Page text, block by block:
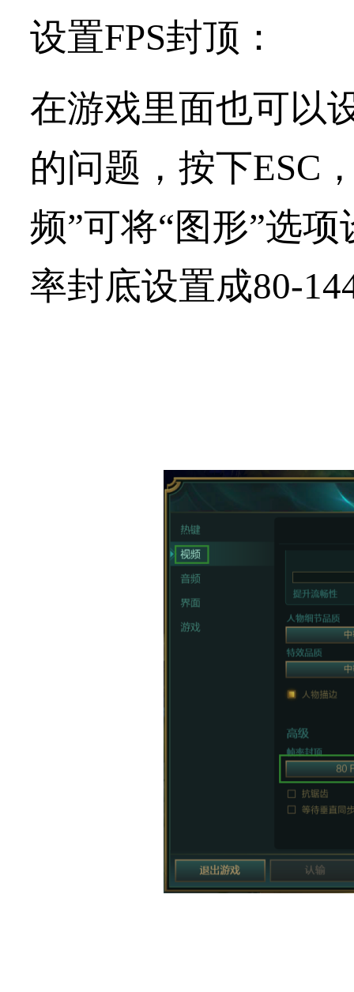
设置FPS封顶：
在游戏里面也可以
的问题，按下ESC
频”可将“图形”选
率封底设置成80-